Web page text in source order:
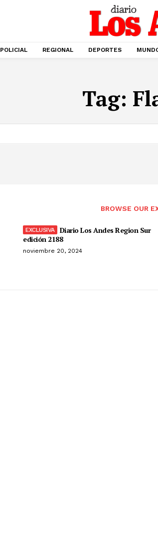
POLICIAL REGIONAL DEPORTES
Tag:
BROWSE OUR
Diario Los Andes Region Sur
edición 2188
noviembre 20, 2024